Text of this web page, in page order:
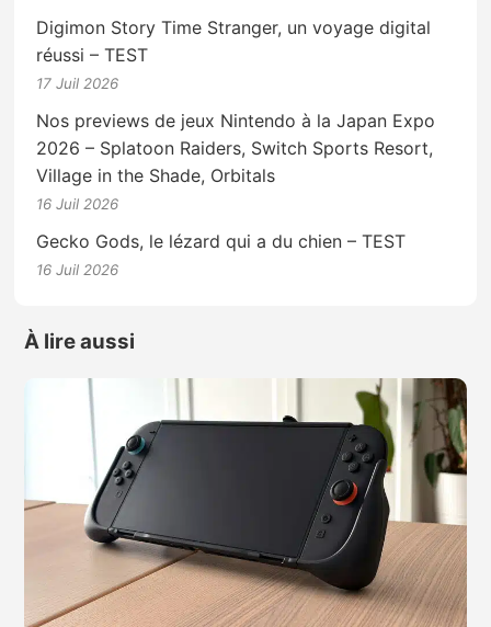
Digimon Story Time Stranger, un voyage digital
réussi – TEST
17 Juil 2026
Nos previews de jeux Nintendo à la Japan Expo
2026 – Splatoon Raiders, Switch Sports Resort,
Village in the Shade, Orbitals
16 Juil 2026
Gecko Gods, le lézard qui a du chien – TEST
16 Juil 2026
À lire aussi